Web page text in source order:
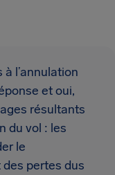
l’annulation
et oui,
résultants
du vol : les
le
pertes dus